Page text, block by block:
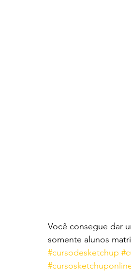
Você consegue dar
somente alunos
#cursodesketchup